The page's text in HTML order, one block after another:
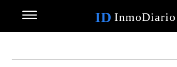
ID InmoDiario